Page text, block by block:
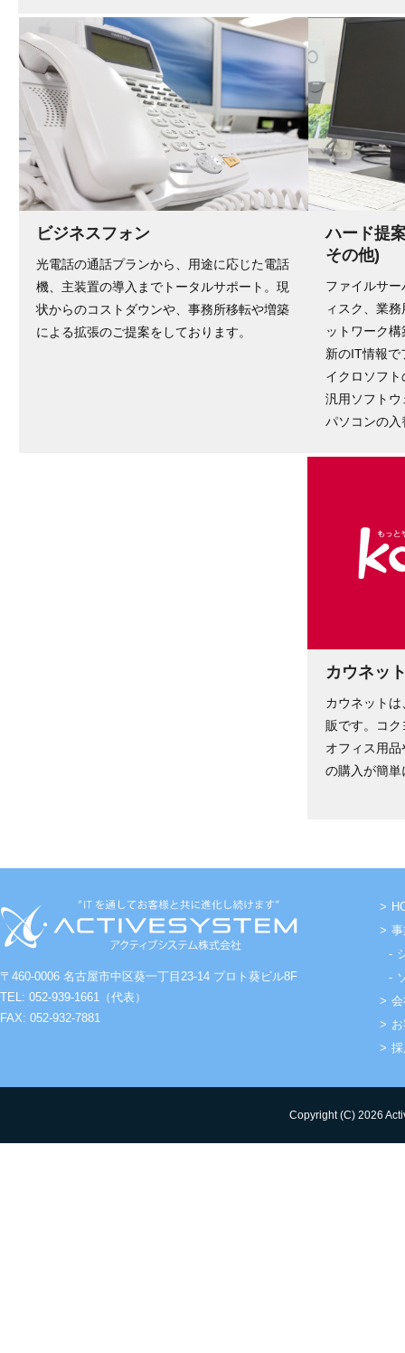
ビジネスフォン
光電話の通話プランから、用途に応じた電話
機、主装置の導入までトータルサポート。現
状からのコストダウンや、事務所移転や増築
による拡張のご提案をしております。
ハード提
その他)
ファイルサ
ィスク、業
ットワーク
新のIT情報で
イクロソフ
汎用ソフト
パソコンの
カウネッ
カウネット
販です。コ
オフィス用
の購入が簡
〒460-0006 名古屋市中区葵一丁目23-14 プロト葵ビル8F
TEL: 052-939-1661（代表）
FAX: 052-932-7881
Copyright (C) 2026